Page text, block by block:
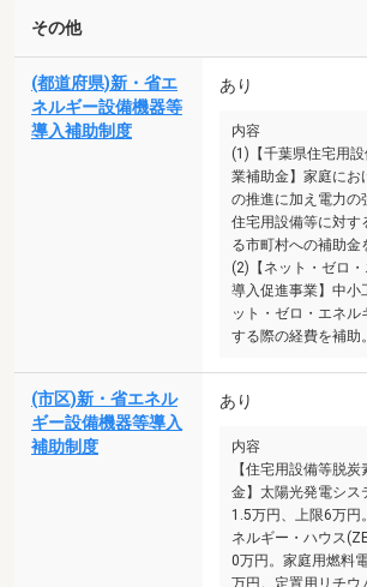
その他
(都道府県)新・省エ
ネルギー設備機器等
導入補助制度
あり
内容
(1)【千葉県住宅用
業補助金】家庭にお
の推進に加え電力の
住宅用設備等に対す
る市町村への補助金
(2)【ネット・ゼロ
導入促進事業】中小
ット・ゼロ・エネ
する際の経費を補助
(市区)新・省エネル
ギー設備機器等導入
補助制度
あり
内容
【住宅用設備等脱
金】太陽光発電シス
1.5万円、上限6万円
ネルギー・ハウス
0万円。家庭用燃料